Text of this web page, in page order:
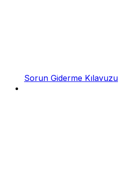
Sorun Giderme Kılavuzu